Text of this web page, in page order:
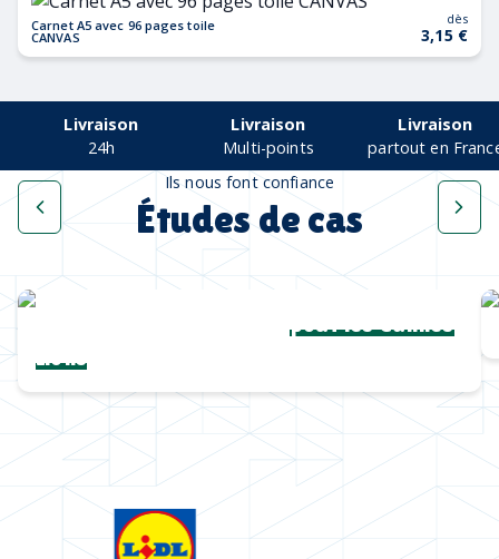
Carnet A5 avec 96 pages toile
CANVAS
dès
3,15 €
Livraison
24h
Livraison
Multi-points
Livraison
partout en
Ils nous font confiance
Études de cas
Une collection complètepour les Cannes
Lions